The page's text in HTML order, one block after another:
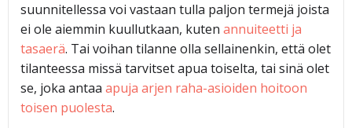
suunnitellessa voi vastaan tulla paljon termejä joista
ei ole aiemmin kuullutkaan, kuten annuiteetti ja
tasaerä. Tai voihan tilanne olla sellainenkin, että olet
tilanteessa missä tarvitset apua toiselta, tai sinä olet
se, joka antaa apuja arjen raha-asioiden hoitoon
toisen puolesta.